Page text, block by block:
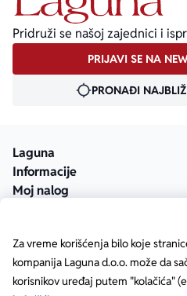
Za vreme korišćenja bilo koje
kompanija Laguna d.o.o. može da
korisnikov uređaj putem "kolačića"
Pridruži se našoj zajednici i
PRIJAVI SE NA
PRONAĐI
Laguna
Informacije
Moj nalog